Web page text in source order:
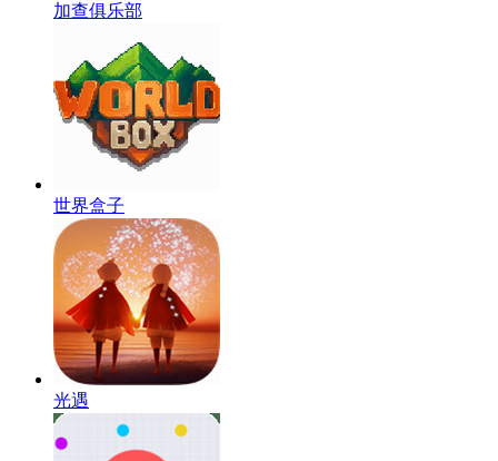
加查俱乐部
世界盒子
光遇